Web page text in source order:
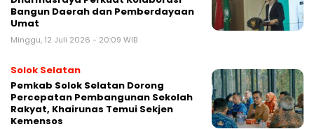
Bangun Daerah dan Pemberdayaan
Umat
Minggu, 12 Juli 2026 - 20:09 WIB
Solok Selatan
Pemkab Solok Selatan Dorong
Percepatan Pembangunan Sekolah
Rakyat, Khairunas Temui Sekjen
Kemensos